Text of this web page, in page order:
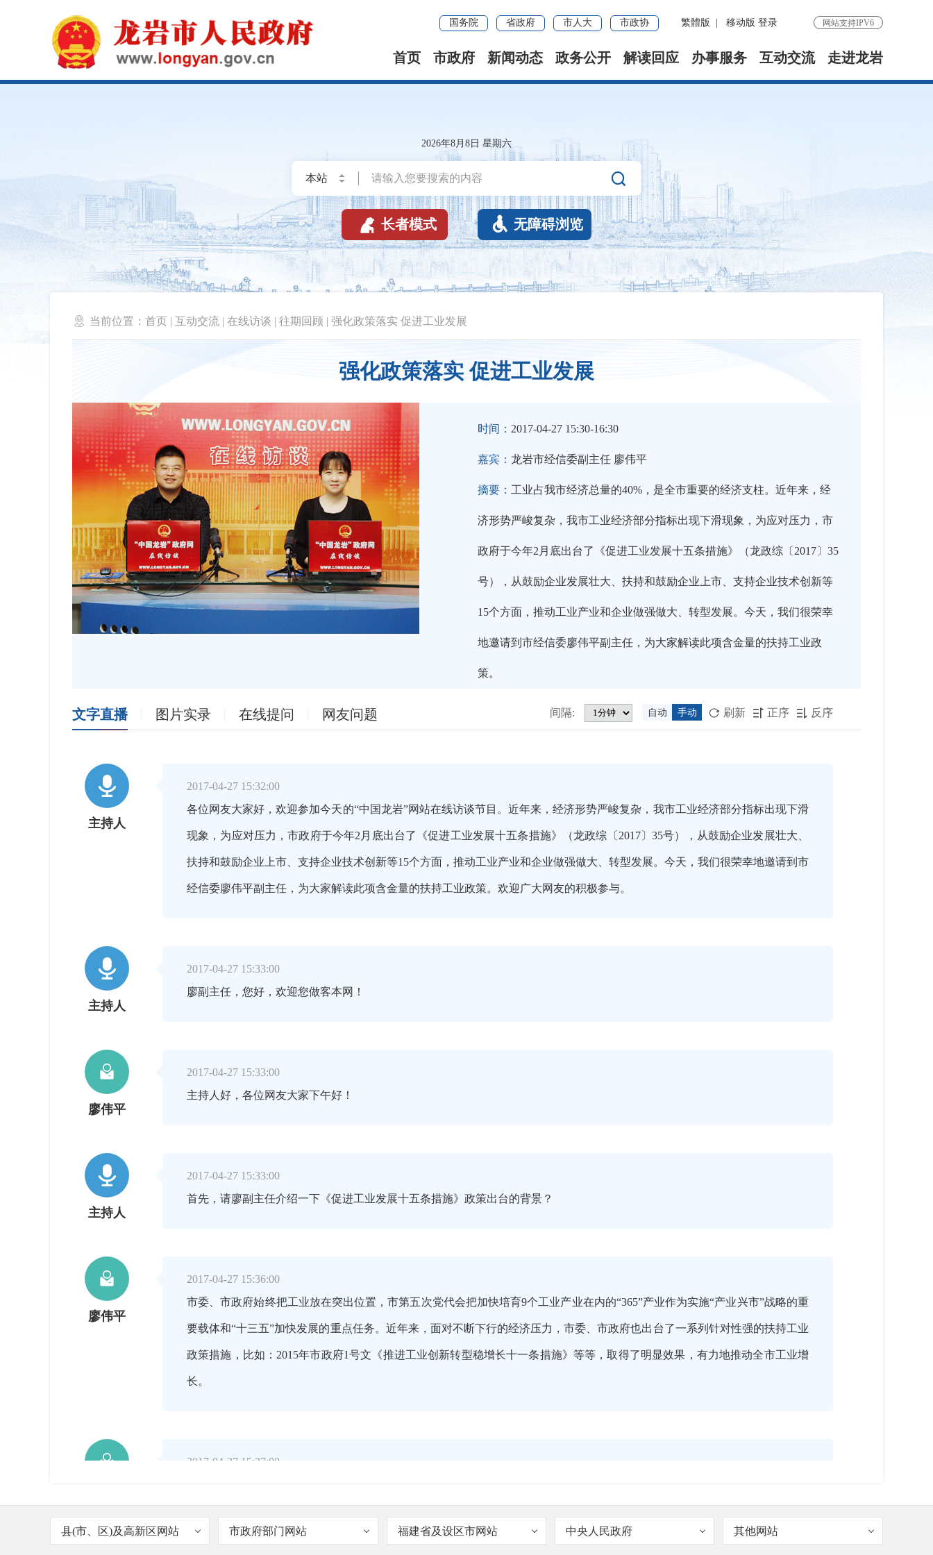
国务院 省政府 市人大 市政协 繁體版 移动版 登录 网站支持IPV6
首页 市政府 新闻动态 政务公开 解读回应 办事服务 互动交流 走进龙岩
2026年8月8日 星期六

 长者模式  无障碍浏览
 当前位置： 首页 | 互动交流 | 在线访谈 | 往期回顾 | 强化政策落实 促进工业发展
强化政策落实 促进工业发展
时间： 2017-04-27 15:30-16:30
嘉宾： 龙岩市经信委副主任 廖伟平
摘要： 工业占我市经济总量的40%，是全市重要的经济支柱。近年来，经
济形势严峻复杂，我市工业经济部分指标出现下滑现象，为应对压力，市
政府于今年2月底出台了《促进工业发展十五条措施》（龙政综〔2017〕35
号），从鼓励企业发展壮大、扶持和鼓励企业上市、支持企业技术创新等
15个方面，推动工业产业和企业做强做大、转型发展。今天，我们很荣幸
地邀请到市经信委廖伟平副主任，为大家解读此项含金量的扶持工业政
策。
文字直播 图片实录 在线提问 网友问题 间隔: 自动 手动  刷新  正序  反序

主持人
2017-04-27 15:32:00
各位网友大家好，欢迎参加今天的“中国龙岩”网站在线访谈节目。近年来，经济形势严峻复杂，我市工业经济部分指标出现下滑
现象，为应对压力，市政府于今年2月底出台了《促进工业发展十五条措施》（龙政综〔2017〕35号），从鼓励企业发展壮大、
扶持和鼓励企业上市、支持企业技术创新等15个方面，推动工业产业和企业做强做大、转型发展。今天，我们很荣幸地邀请到市
经信委廖伟平副主任，为大家解读此项含金量的扶持工业政策。欢迎广大网友的积极参与。

主持人
2017-04-27 15:33:00
廖副主任，您好，欢迎您做客本网！

廖伟平
2017-04-27 15:33:00
主持人好，各位网友大家下午好！

主持人
2017-04-27 15:33:00
首先，请廖副主任介绍一下《促进工业发展十五条措施》政策出台的背景？

廖伟平
2017-04-27 15:36:00
市委、市政府始终把工业放在突出位置，市第五次党代会把加快培育9个工业产业在内的“365”产业作为实施“产业兴市”战略的重
要载体和“十三五”加快发展的重点任务。近年来，面对不断下行的经济压力，市委、市政府也出台了一系列针对性强的扶持工业
政策措施，比如：2015年市政府1号文《推进工业创新转型稳增长十一条措施》等等，取得了明显效果，有力地推动全市工业增
长。

2017-04-27 15:37:00
修订完善，形成了《促进工业发展十五条措施》。
县(市、区)及高新区网站 市政府部门网站 福建省及设区市网站 中央人民政府 其他网站